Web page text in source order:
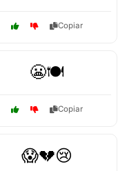
Copiar
😬🍽️
Copiar
😱💔😢